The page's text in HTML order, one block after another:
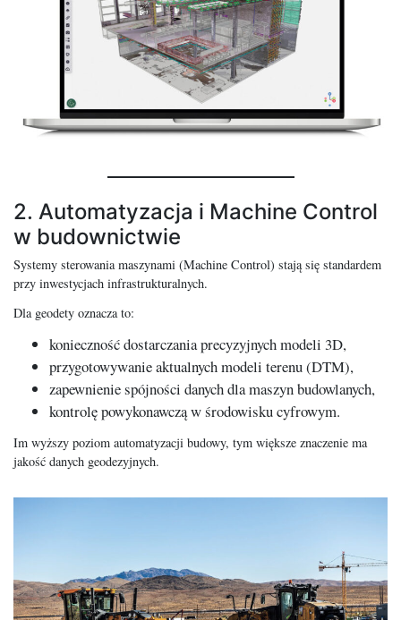
2. Automatyzacja i Machine Control
w budownictwie
Systemy sterowania maszynami (Machine Control) stają się standardem
przy inwestycjach infrastrukturalnych.
Dla geodety oznacza to:
konieczność dostarczania precyzyjnych modeli 3D,
przygotowywanie aktualnych modeli terenu (DTM),
zapewnienie spójności danych dla maszyn budowlanych,
kontrolę powykonawczą w środowisku cyfrowym.
Im wyższy poziom automatyzacji budowy, tym większe znaczenie ma
jakość danych geodezyjnych.